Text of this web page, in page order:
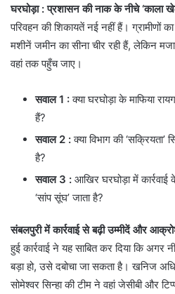
घरघोड़ा : प्रशासन की नाक के नीचे ‘काला
परिवहन की शिकायतें नई नहीं हैं। ग्रामीणों
मशीनें जमीन का सीना चीर रही हैं, लेकिन
वहां तक पहुँच जाए।
सवाल 1 :क्या घरघोड़ा के माफिया
हैं?
सवाल 2 :क्या विभाग की ‘सक्रियता’
है?
सवाल 3 : आखिर घरघोड़ा में
‘सांप सूंघ’ जाता है?
संबलपुरी में कार्रवाई से बढ़ी उम्मीदें और
हुई कार्रवाई ने यह साबित कर दिया कि अगर
बड़ा हो, उसे दबोचा जा सकता है। खनिज
सोमेश्वर सिन्हा की टीम ने वहां जेसीबी और